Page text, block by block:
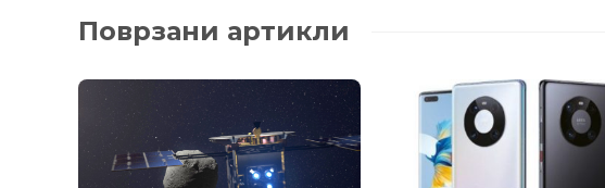
Поврзани артикли